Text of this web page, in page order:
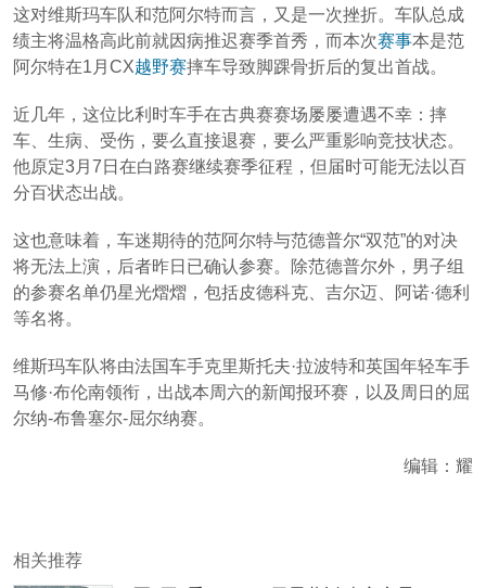
这对维斯玛车队和范阿尔特而言，又是一次挫折。车队总成
绩主将温格高此前就因病推迟赛季首秀，而本次赛事本是范
阿尔特在1月CX越野赛摔车导致脚踝骨折后的复出首战。
近几年，这位比利时车手在古典赛赛场屡屡遭遇不幸：摔
车、生病、受伤，要么直接退赛，要么严重影响竞技状态。
他原定3月7日在白路赛继续赛季征程，但届时可能无法以百
分百状态出战。
这也意味着，车迷期待的范阿尔特与范德普尔“双范”的对决
将无法上演，后者昨日已确认参赛。除范德普尔外，男子组
的参赛名单仍星光熠熠，包括皮德科克、吉尔迈、阿诺·德利
等名将。
维斯玛车队将由法国车手克里斯托夫·拉波特和英国年轻车手
马修·布伦南领衔，出战本周六的新闻报环赛，以及周日的屈
尔纳-布鲁塞尔-屈尔纳赛。
编辑：耀
相关推荐